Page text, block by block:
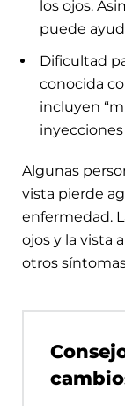
los ojos.
puede
Dificultad
conocida
incluyen
Algunas
vista pierde
enfermedad.
ojos y la vista
otros